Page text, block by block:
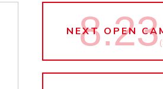
NEXT OPEN
8.23